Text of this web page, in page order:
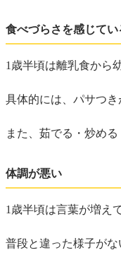
食べづらさを感じてい
1歳半頃は離乳食から
具体的には、パサつ
また、茹でる・炒め
体調が悪い
1歳半頃は言葉が増え
普段と違った様子が